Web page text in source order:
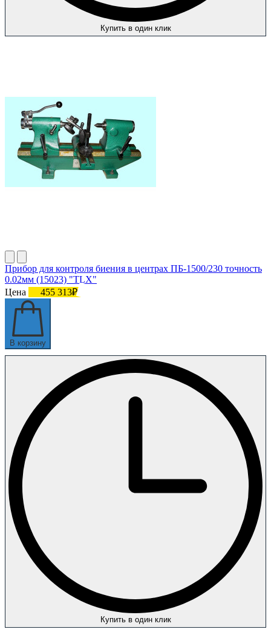
Купить в один клик
Прибор для контроля биения в центрах ПБ-1500/230 точность
0.02мм (15023) "TLX"
Цена
455 313₽
В корзину
Купить в один клик